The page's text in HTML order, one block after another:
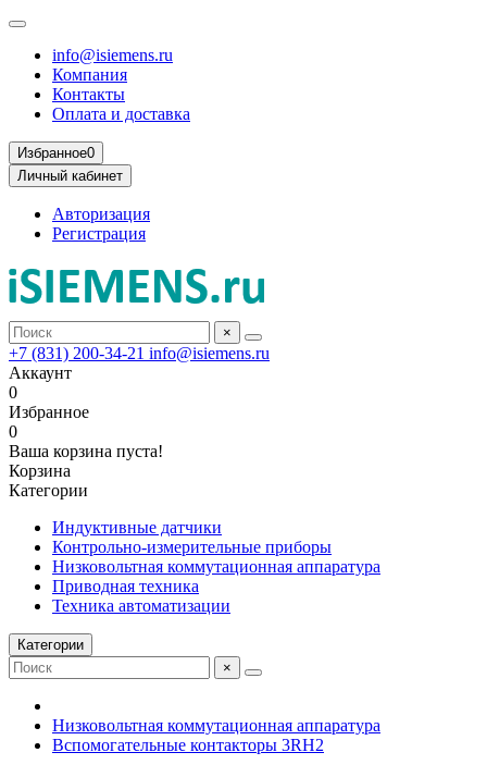
info@isiemens.ru
Компания
Контакты
Оплата и доставка
Избранное0
Личный кабинет
Авторизация
Регистрация
×
+7 (831) 200-34-21 info@isiemens.ru
Аккаунт
0
Избранное
0
Ваша корзина пуста!
Корзина
Категории
Индуктивные датчики
Контрольно-измерительные приборы
Низковольтная коммутационная аппаратура
Приводная техника
Техника автоматизации
Категории
×
Низковольтная коммутационная аппаратура
Вспомогательные контакторы 3RH2